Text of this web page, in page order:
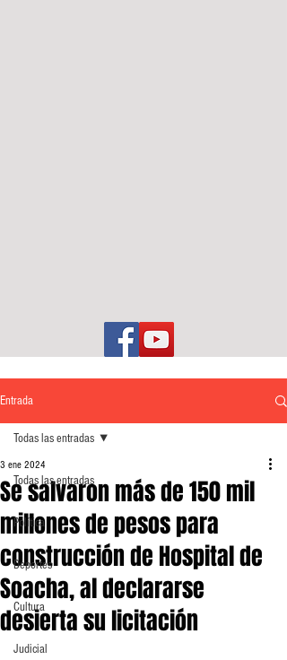
Entrada
Todas las entradas
Política
Deportes
Cultura
Judicial
Todas las entradas
Se salvaron más de 150 mil
millones de pesos para
construcción de Hospital de
Soacha, al declararse
desierta su licitación
3 ene 2024